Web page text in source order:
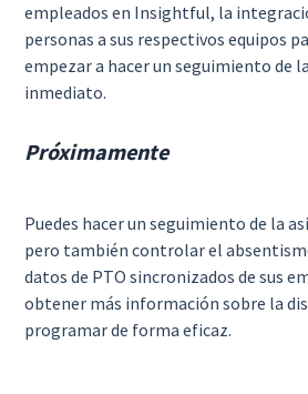
empleados en Insightful, la
personas a sus respectivos equipos
empezar a hacer un seguimiento de
inmediato.
Próximamente
Puedes hacer un seguimiento de la
pero también controlar el
datos de PTO sincronizados de sus
obtener más información sobre la
programar de forma eficaz.